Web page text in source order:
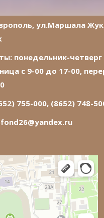
ул.Маршала
понедельник-четверг
с 9-00 до 17-00,
755-000, (8652) 748-